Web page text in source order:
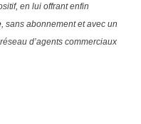
en lui offrant enfin
, sans abonnement et avec un
d’agents commerciaux